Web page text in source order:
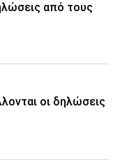
από τους
οι δηλώσεις